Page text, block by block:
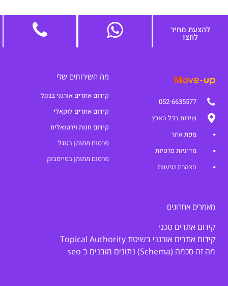
להצעת מחיר
לחצו
052-6635577
שירות בכל הארץ
מפת אתר
מדיניות פרטיות
הצהרת נגישות
מה השירותים שלי
קידום אתרים אורגני בגוגל
קידום אתרים לוקאלי
קידום חנות וירטואלית
פרסום ממומן בגוגל
פרסום ממומן בפייסבוק
מאמרים אחרונים
קידום אתרים טכני
קידום אתרים אורגני בשיטת Topical Authority
מה זה סכמה (Schema) נתונים מובנים ב seo